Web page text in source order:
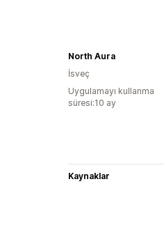
North Aura
İsveç
Uygulamayı kullanma
süresi:10 ay
Kaynaklar